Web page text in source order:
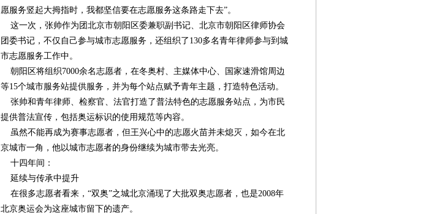
愿服务竖起大拇指时，我都坚信要在志愿服务这条路走下去”。
这一次，张帅作为团北京市朝阳区委兼职副书记、北京市朝阳区律师协会
团委书记，不仅自己参与城市志愿服务，还组织了130多名青年律师参与到城
市志愿服务工作中。
朝阳区将组织7000余名志愿者，在冬奥村、主媒体中心、国家速滑馆周边
等15个城市服务站提供服务，并为每个站点赋予青年主题，打造特色活动。
张帅和青年律师、检察官、法官打造了普法特色的志愿服务站点，为市民
提供普法宣传，包括奥运标识的使用规范等内容。
虽然不能再成为赛事志愿者，但王兴心中的志愿火苗并未熄灭，如今在北
京城市一角，他以城市志愿者的身份继续为城市带去光亮。
十四年间：
延续与传承中提升
在很多志愿者看来，“双奥”之城北京涌现了大批双奥志愿者，也是2008年
北京奥运会为这座城市留下的遗产。